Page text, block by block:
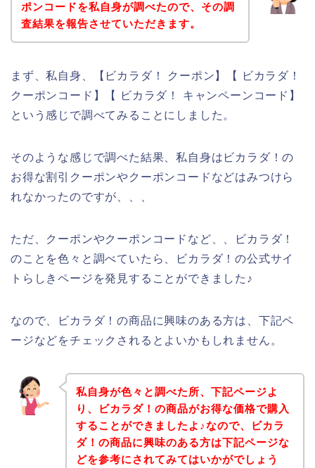
ポンコードを私自身が調べたので、その調
査結果を報告させていただきます。
まず、私自身、【ビカラダ！ クーポン】【 ビカラダ！
クーポンコード】【 ビカラダ！ キャンペーンコード】
という感じで調べてみることにしました。
そのような感じで調べた結果、私自身はビカラダ！の
お得な割引クーポンやクーポンコードなどはみつけら
れなかったのですが、、、
ただ、クーポンやクーポンコードなど、、ビカラダ！
のことを色々と調べていたら、ビカラダ！の公式サイ
トらしきページを発見することができました♪
なので、ビカラダ！の商品に興味のある方は、下記ペ
ージなどをチェックされるとよいかもしれません。
私自身が色々と調べた所、下記ページよ
り、ビカラダ！の商品がお得な価格で購入
することができましたよ♪なので、ビカラ
ダ！の商品に興味のある方は下記ページな
どを参考にされてみてはいかがでしょう